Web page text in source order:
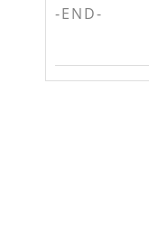
-END-